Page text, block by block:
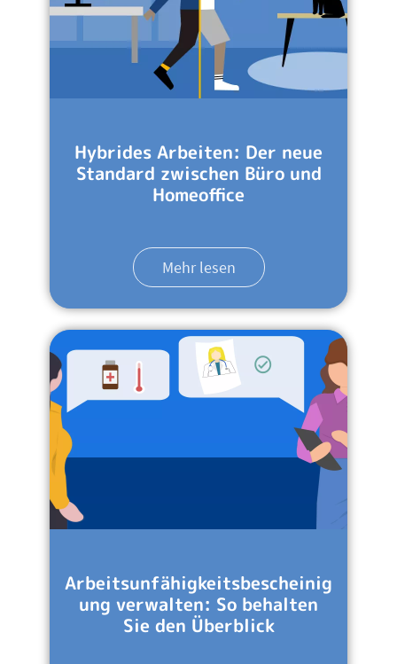
Hybrides Arbeiten: Der neue
Standard zwischen Büro und
Homeoffice
Mehr lesen
Arbeitsunfähigkeitsbescheinig
ung verwalten: So behalten
Sie den Überblick